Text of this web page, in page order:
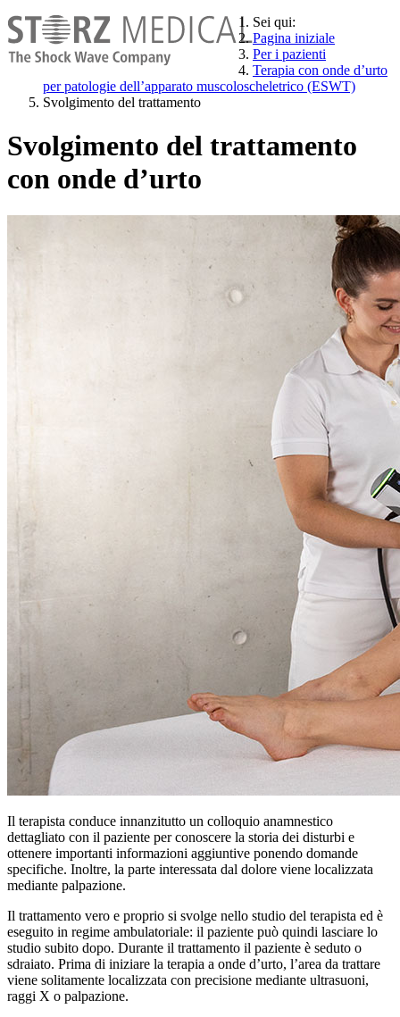
Sei qui:
Pagina iniziale
Per i pazienti
Terapia con onde d’urto
per patologie dell’apparato muscoloscheletrico (ESWT)
Svolgimento del trattamento
Svolgimento del trattamento
con onde d’urto
Il terapista conduce innanzitutto un colloquio anamnestico
dettagliato con il paziente per conoscere la storia dei disturbi e
ottenere importanti informazioni aggiuntive ponendo domande
specifiche. Inoltre, la parte interessata dal dolore viene localizzata
mediante palpazione.
Il trattamento vero e proprio si svolge nello studio del terapista ed è
eseguito in regime ambulatoriale: il paziente può quindi lasciare lo
studio subito dopo. Durante il trattamento il paziente è seduto o
sdraiato. Prima di iniziare la terapia a onde d’urto, l’area da trattare
viene solitamente localizzata con precisione mediante ultrasuoni,
raggi X o palpazione.